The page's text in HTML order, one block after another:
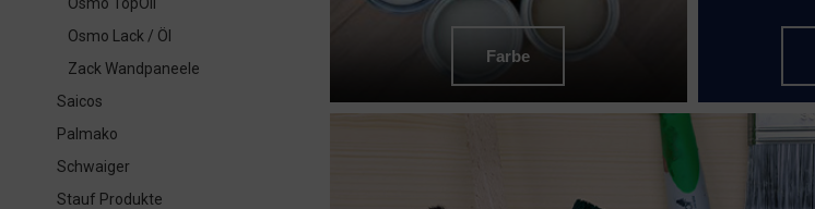
Osmo Lack / Öl
Zack Wandpaneele
Saicos
Palmako
Schwaiger
Stauf Produkte
Farbe